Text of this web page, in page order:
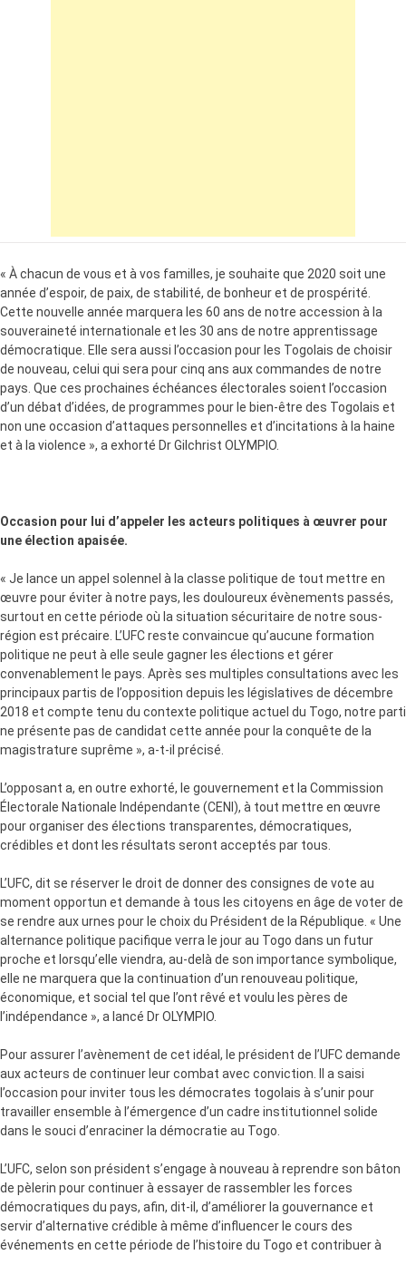
« À chacun de vous et à vos familles, je souhaite que 2020 soit une
année d’espoir, de paix, de stabilité, de bonheur et de prospérité.
Cette nouvelle année marquera les 60 ans de notre accession à la
souveraineté internationale et les 30 ans de notre apprentissage
démocratique. Elle sera aussi l’occasion pour les Togolais de choisir
de nouveau, celui qui sera pour cinq ans aux commandes de notre
pays. Que ces prochaines échéances électorales soient l’occasion
d’un débat d’idées, de programmes pour le bien-être des Togolais et
non une occasion d’attaques personnelles et d’incitations à la haine
et à la violence », a exhorté Dr Gilchrist OLYMPIO.
Occasion pour lui d’appeler les acteurs politiques à œuvrer pour
une élection apaisée.
« Je lance un appel solennel à la classe politique de tout mettre en
œuvre pour éviter à notre pays, les douloureux évènements passés,
surtout en cette période où la situation sécuritaire de notre sous-
région est précaire. L’UFC reste convaincue qu’aucune formation
politique ne peut à elle seule gagner les élections et gérer
convenablement le pays. Après ses multiples consultations avec les
principaux partis de l’opposition depuis les législatives de décembre
2018 et compte tenu du contexte politique actuel du Togo, notre parti
ne présente pas de candidat cette année pour la conquête de la
magistrature suprême », a-t-il précisé.
L’opposant a, en outre exhorté, le gouvernement et la Commission
Électorale Nationale Indépendante (CENI), à tout mettre en œuvre
pour organiser des élections transparentes, démocratiques,
crédibles et dont les résultats seront acceptés par tous.
L’UFC, dit se réserver le droit de donner des consignes de vote au
moment opportun et demande à tous les citoyens en âge de voter de
se rendre aux urnes pour le choix du Président de la République. « Une
alternance politique pacifique verra le jour au Togo dans un futur
proche et lorsqu’elle viendra, au-delà de son importance symbolique,
elle ne marquera que la continuation d’un renouveau politique,
économique, et social tel que l’ont rêvé et voulu les pères de
l’indépendance », a lancé Dr OLYMPIO.
Pour assurer l’avènement de cet idéal, le président de l’UFC demande
aux acteurs de continuer leur combat avec conviction. Il a saisi
l’occasion pour inviter tous les démocrates togolais à s’unir pour
travailler ensemble à l’émergence d’un cadre institutionnel solide
dans le souci d’enraciner la démocratie au Togo.
L’UFC, selon son président s’engage à nouveau à reprendre son bâton
de pèlerin pour continuer à essayer de rassembler les forces
démocratiques du pays, afin, dit-il, d’améliorer la gouvernance et
servir d’alternative crédible à même d’influencer le cours des
événements en cette période de l’histoire du Togo et contribuer à